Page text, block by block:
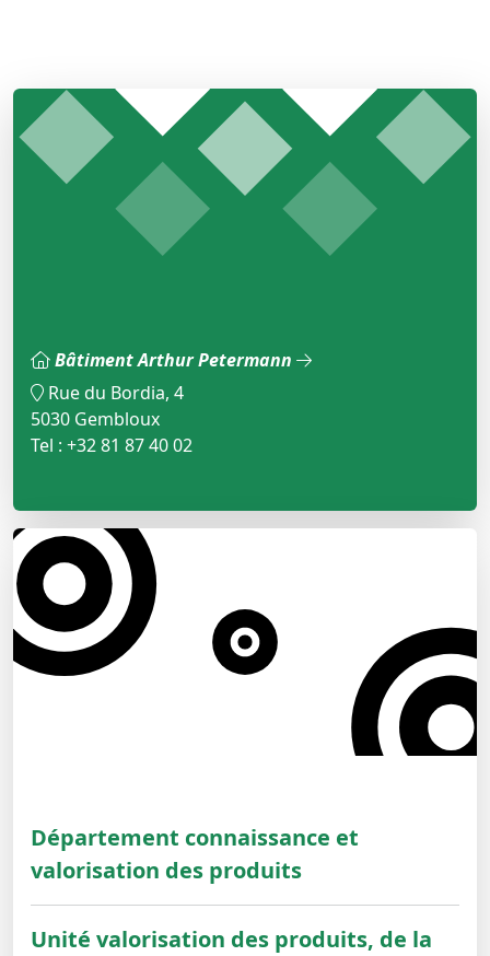
Bâtiment Arthur Petermann
Rue du Bordia, 4
5030 Gembloux
Tel : +32 81 87 40 02
Département connaissance et
valorisation des produits
Unité valorisation des produits, de la